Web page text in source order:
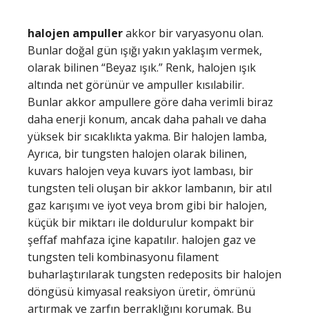
halojen ampullerakkor bir varyasyonu olan.
Bunlar doğal gün ışığı yakın yaklaşım vermek,
olarak bilinen “Beyaz ışık.” Renk, halojen ışık
altında net görünür ve ampuller kısılabilir.
Bunlar akkor ampullere göre daha verimli biraz
daha enerji konum, ancak daha pahalı ve daha
yüksek bir sıcaklıkta yakma. Bir halojen lamba,
Ayrıca, bir tungsten halojen olarak bilinen,
kuvars halojen veya kuvars iyot lambası, bir
tungsten teli oluşan bir akkor lambanın, bir atıl
gaz karışımı ve iyot veya brom gibi bir halojen,
küçük bir miktarı ile doldurulur kompakt bir
şeffaf mahfaza içine kapatılır. halojen gaz ve
tungsten teli kombinasyonu filament
buharlaştırılarak tungsten redeposits bir halojen
döngüsü kimyasal reaksiyon üretir, ömrünü
artırmak ve zarfın berraklığını korumak. Bu